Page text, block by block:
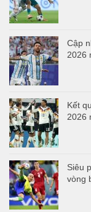
Cập
2026
Kết
2026
Siêu
vòng